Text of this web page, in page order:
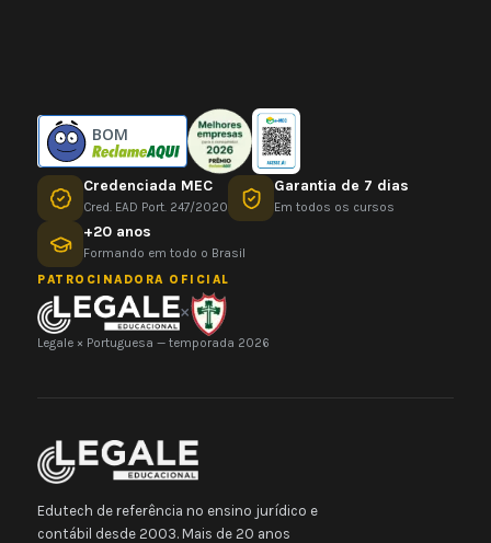
BOM
Credenciada MEC
Cred. EAD Port. 247/2020
Garantia de 7 dias
Em todos os cursos
+20 anos
Formando em todo o Brasil
PATROCINADORA OFICIAL
×
Legale × Portuguesa — temporada 2026
Edutech de referência no ensino jurídico e
contábil desde 2003. Mais de 20 anos